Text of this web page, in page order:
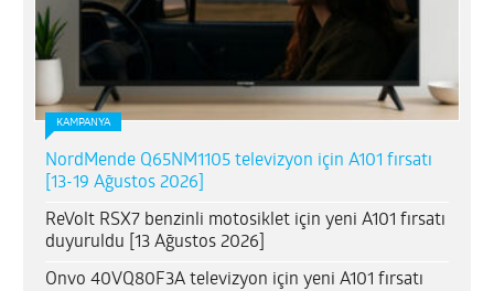
KAMPANYA
NordMende Q65NM1105 televizyon için A101 fırsatı
[13-19 Ağustos 2026]
ReVolt RSX7 benzinli motosiklet için yeni A101 fırsatı
duyuruldu [13 Ağustos 2026]
Onvo 40VQ80F3A televizyon için yeni A101 fırsatı